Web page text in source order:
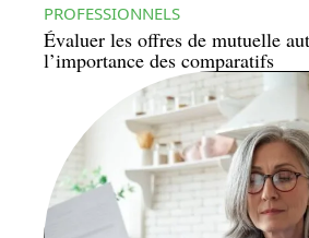
PROFESSIONNELS
Évaluer les offres de mutuelle
l’importance des comparatifs